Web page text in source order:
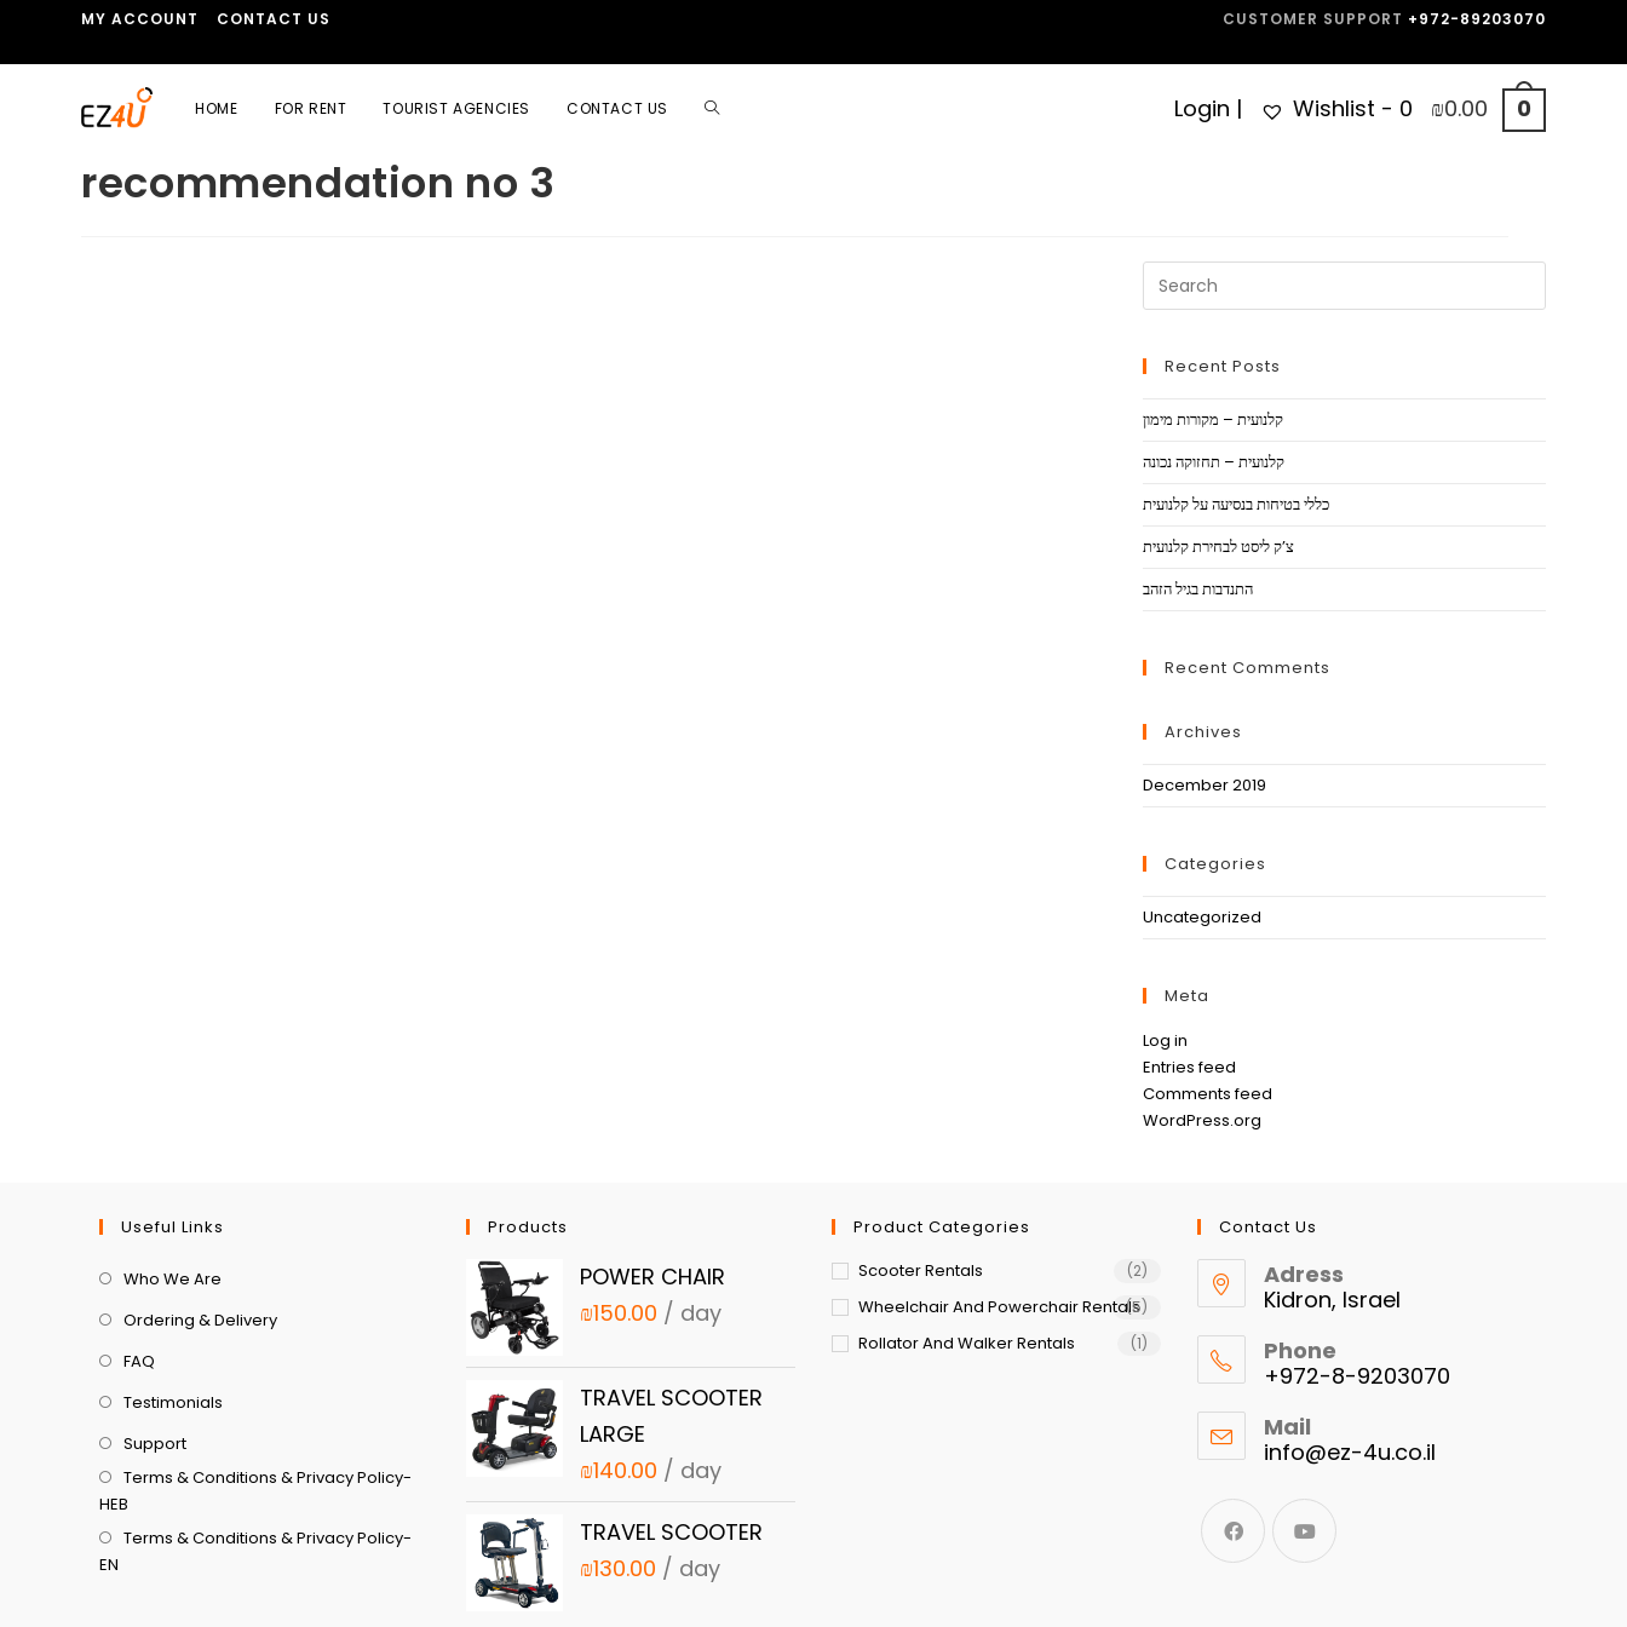
MY ACCOUNT CONTACT US CUSTOMER SUPPORT +972-89203070
Login | Wishlist - 0 ₪0.00 0
HOME FOR RENT TOURIST AGENCIES CONTACT US
recommendation no 3
Recent Posts
קלנועית – מקורות מימון
קלנועית – תחזוקה נכונה
כללי בטיחות בנסיעה על קלנועית
צ’ק ליסט לבחירת קלנועית
התנדבות בגיל הזהב
Recent Comments
Archives
December 2019
Categories
Uncategorized
Meta
Log in
Entries feed
Comments feed
WordPress.org
Useful Links
Who We Are
Ordering & Delivery
FAQ
Testimonials
Support
Terms & Conditions & Privacy Policy-
HEB
Terms & Conditions & Privacy Policy-
EN
Products
POWER CHAIR
₪150.00 / day
TRAVEL SCOOTER
LARGE
₪140.00 / day
TRAVEL SCOOTER
₪130.00 / day
Product Categories
Scooter Rentals
(2)
Wheelchair And Powerchair Rentals
(5)
Rollator And Walker Rentals (1)
Contact Us
Adress
Kidron, Israel
Phone
+972-8-9203070
Mail
info@ez-4u.co.il